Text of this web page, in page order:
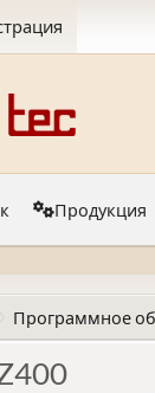
Продукция
Программное